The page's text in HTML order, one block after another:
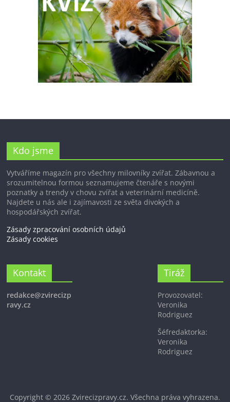
Kdo jsme
Vytváříme magazín pro všechny milovníky zvířat. Zábavnou a
srozumitelnou formou seznamujeme čtenáře s novými
poznatky a trendy v chovu zvířat a veterinární medicíně.
Najdete u nás ale i zajímavosti ze světa divokých a
hospodářských zvířat.
Zásady zpracování osobních údajů
Zásady cookies
Kontakt
redakce@zvirecizp
ravy.cz
Tiráž
Provozovatel:
Veronika
Rodriguez
Šéfredaktorka:
Veronika
Rodriguez
Copyright © 2026 Zvirecizpravy.cz. Všechna práva vyhrazena.